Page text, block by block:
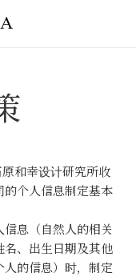
和幸设计研究所收
个人信息制定基本
息（自然人的相关
、出生日期及其他
的信息）时，制定